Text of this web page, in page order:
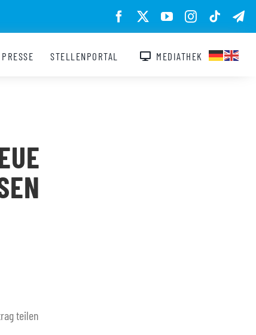
PRESSE STELLENPORTAL MEDIATHEK
teilen